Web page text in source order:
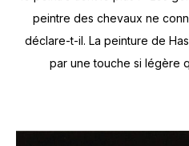
peintre des chevaux ne
déclare-t-il. La peinture de
par une touche si légère